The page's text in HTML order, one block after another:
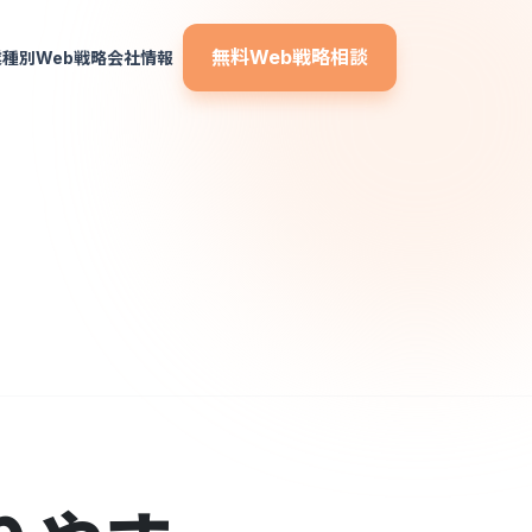
別Web戦略会社情報 無料Web戦略相談